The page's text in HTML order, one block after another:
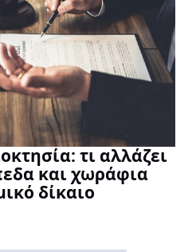
τι αλλάζει
και χωράφια
δίκαιο